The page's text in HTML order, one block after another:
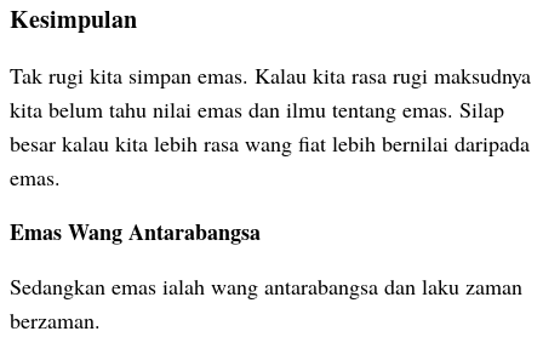
Kesimpulan
Tak rugi kita simpan emas. Kalau kita rasa rugi maksudnya
kita belum tahu nilai emas dan ilmu tentang emas. Silap
besar kalau kita lebih rasa wang fiat lebih bernilai daripada
emas.
Emas Wang Antarabangsa
Sedangkan emas ialah wang antarabangsa dan laku zaman
berzaman.